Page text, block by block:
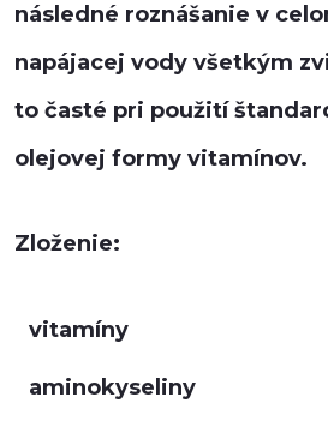
následné roznášanie v
napájacej vody všetkým
to časté pri použití
olejovej formy vitamínov.
Zloženie:
vitamíny
aminokyseliny